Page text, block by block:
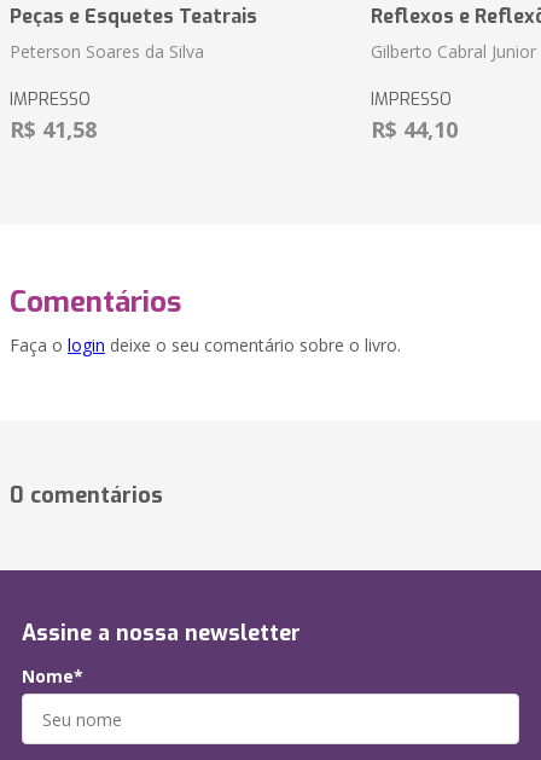
Peças e Esquetes Teatrais
Peterson Soares da Silva
IMPRESSO
R$ 41,58
Reflexos e
Gilberto Cabral Junior
IMPRESSO
R$ 44,10
Comentários
Faça o login deixe o seu comentário sobre o livro.
0 comentários
Assine a nossa newsletter
Nome*